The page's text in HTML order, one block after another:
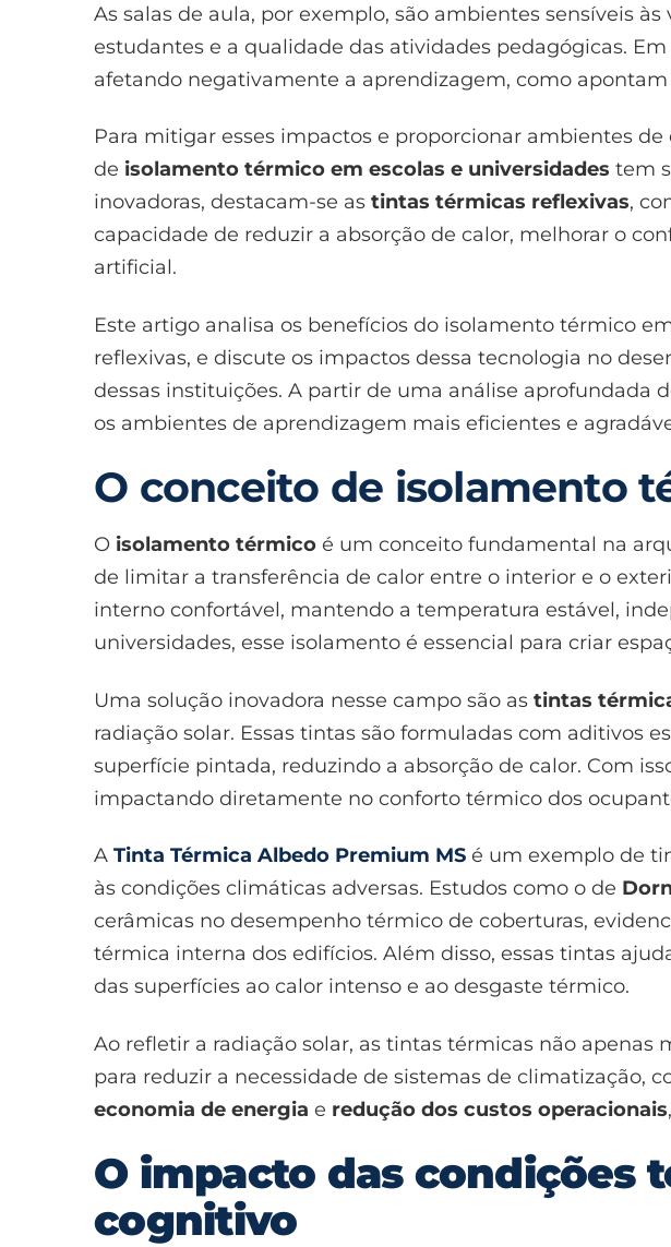
As salas de aula, por exemplo, são ambientes sensíveis
estudantes e a qualidade das atividades pedagógicas.
afetando negativamente a aprendizagem, como
Para mitigar esses impactos e proporcionar ambientes
de isolamento térmico em escolas e universidades tem
inovadoras, destacam-se astintas térmicas reflexivas,
capacidade de reduzir a absorção de calor, melhorar o
artificial.
Este artigo analisa os benefícios do isolamento térmico
reflexivas, e discute os impactos dessa tecnologia no
dessas instituições. A partir de uma análise aprofundada
os ambientes de aprendizagem mais eficientes e
O conceito de isolamento
O isolamento térmico é um conceito fundamental na
de limitar a transferência de calor entre o interior e o
interno confortável, mantendo a temperatura estável,
universidades, esse isolamento é essencial para criar
Uma solução inovadora nesse campo são astintas
radiação solar. Essas tintas são formuladas com aditivos
superfície pintada, reduzindo a absorção de calor. Com
impactando diretamente no conforto térmico dos
ATinta Térmica Albedo Premium MS é um exemplo de
às condições climáticas adversas. Estudos como o de
cerâmicas no desempenho térmico de coberturas,
térmica interna dos edifícios. Além disso, essas tintas
das superfícies ao calor intenso e ao desgaste térmico.
Ao refletir a radiação solar, as tintas térmicas não
para reduzir a necessidade de sistemas de climatização,
economia de energia e redução dos custos operacionais
O impacto das condições
cognitivo